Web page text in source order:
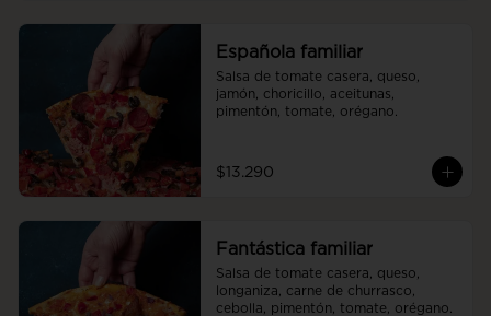
Española familiar
Salsa de tomate casera, queso,
jamón, choricillo, aceitunas,
pimentón, tomate, orégano.
$13.290
Fantástica familiar
Salsa de tomate casera, queso,
longaniza, carne de churrasco,
cebolla, pimentón, tomate, orégano.